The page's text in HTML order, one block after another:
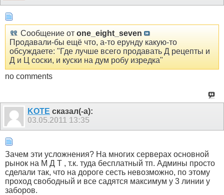
Сообщение от one_eight_seven
Продавали-бы ещё что, а-то ерунду какую-то
обсуждаете: "Где лучше всего продавать Д рецепты и
Д и Ц соски, и куски на дум робу изредка"
no comments
KOTE сказал(-а):
03.05.2011 13:35
Зачем эти усложнения? На многих серверах основной
рынок на М Д Т , т.к. туда бесплатный тп. Админы просто
сделали так, что на дороге сесть невозможно, по этому
проход свободный и все садятся максимум у 3 линии у
заборов.